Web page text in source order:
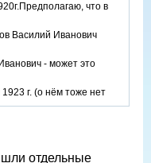
что в
Василий Иванович
- может это
г. (о нём тоже нет
отдельные